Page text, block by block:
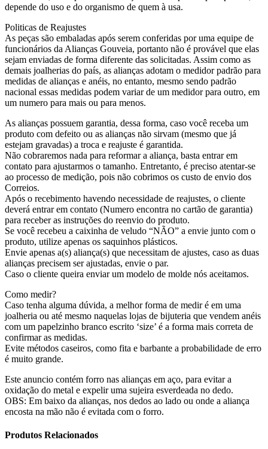
depende do uso e do organismo de quem à usa.
Politicas de Reajustes
As peças são embaladas após serem conferidas por uma equipe de
funcionários da Alianças Gouveia, portanto não é provável que elas
sejam enviadas de forma diferente das solicitadas. Assim como as
demais joalherias do país, as alianças adotam o medidor padrão para
medidas de alianças e anéis, no entanto, mesmo sendo padrão
nacional essas medidas podem variar de um medidor para outro, em
um numero para mais ou para menos.
As alianças possuem garantia, dessa forma, caso você receba um
produto com defeito ou as alianças não sirvam (mesmo que já
estejam gravadas) a troca e reajuste é garantida.
Não cobraremos nada para reformar a aliança, basta entrar em
contato para ajustarmos o tamanho. Entretanto, é preciso atentar-se
ao processo de medição, pois não cobrimos os custo de envio dos
Correios.
Após o recebimento havendo necessidade de reajustes, o cliente
deverá entrar em contato (Numero encontra no cartão de garantia)
para receber as instruções do reenvio do produto.
Se você recebeu a caixinha de veludo “NÃO” a envie junto com o
produto, utilize apenas os saquinhos plásticos.
Envie apenas a(s) aliança(s) que necessitam de ajustes, caso as duas
alianças precisem ser ajustadas, envie o par.
Caso o cliente queira enviar um modelo de molde nós aceitamos.
Como medir?
Caso tenha alguma dúvida, a melhor forma de medir é em uma
joalheria ou até mesmo naquelas lojas de bijuteria que vendem anéis
com um papelzinho branco escrito ‘size’ é a forma mais correta de
confirmar as medidas.
Evite métodos caseiros, como fita e barbante a probabilidade de erro
é muito grande.
Este anuncio contém forro nas alianças em aço, para evitar a
oxidação do metal e expelir uma sujeira esverdeada no dedo.
OBS: Em baixo da alianças, nos dedos ao lado ou onde a aliança
encosta na mão não é evitada com o forro.
Produtos Relacionados